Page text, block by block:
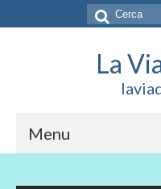
Cerca:
La
Menu